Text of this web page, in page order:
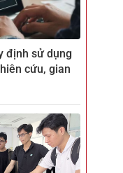
định sử dụng
cứu, gian